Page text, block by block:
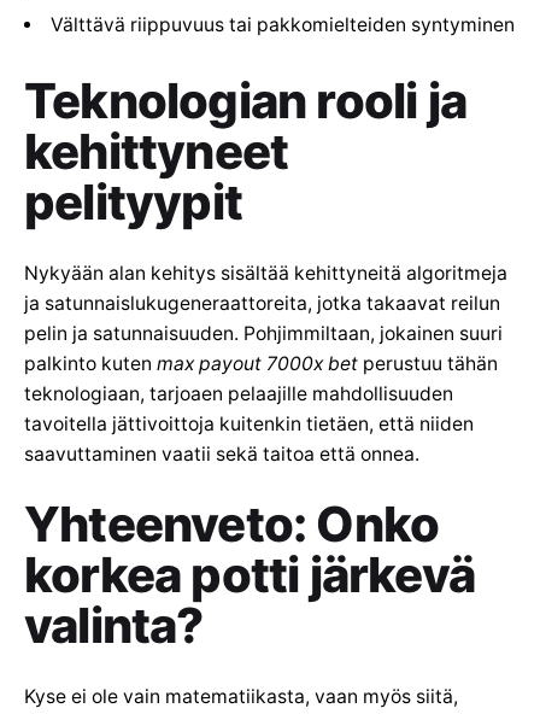
Välttävä riippuvuus tai pakkomielteiden syntyminen
Teknologian rooli ja
kehittyneet
pelityypit
Nykyään alan kehitys sisältää kehittyneitä algoritmeja
ja satunnaislukugeneraattoreita, jotka takaavat reilun
pelin ja satunnaisuuden. Pohjimmiltaan, jokainen suuri
palkinto kuten max payout 7000x bet perustuu tähän
teknologiaan, tarjoaen pelaajille mahdollisuuden
tavoitella jättivoittoja kuitenkin tietäen, että niiden
saavuttaminen vaatii sekä taitoa että onnea.
Yhteenveto: Onko
korkea potti järkevä
valinta?
Kyse ei ole vain matematiikasta, vaan myös siitä,